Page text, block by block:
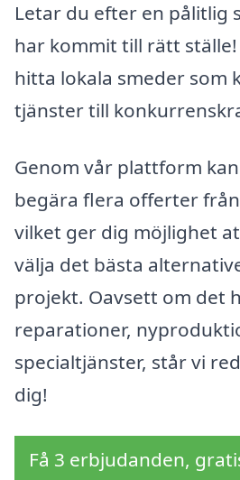
Letar du efter en pålitlig
har kommit till rätt
hitta lokala smeder som
tjänster till
Genom vår plattform
begära flera offerter
vilket ger dig möjlighet
välja det bästa
projekt. Oavsett om det
reparationer,
specialtjänster, står vi
dig!
Få 3 erbjudanden,